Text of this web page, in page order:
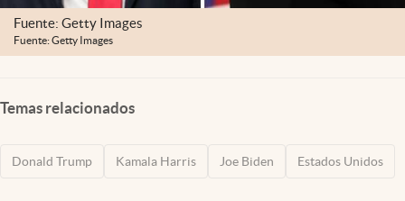
Fuente: Getty Images
Fuente: Getty Images
Temas relacionados
Donald Trump Kamala Harris Joe Biden Estados Unidos